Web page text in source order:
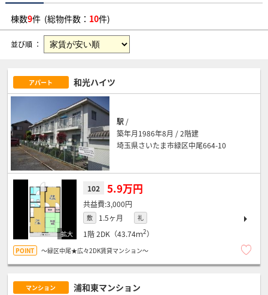
棟数9件 (総物件数： 10件)
並び順 ：
アパート 和光ハイツ
駅 /
築年月1986年8月 / 2階建
埼玉県さいたま市緑区中尾664-10
102 5.9万円
3,000円
敷 1.5ヶ月 礼
1階2DK（43.74ｍ2）
～緑区中尾★広々2DK賃貸マンション～
マンション 浦和東マンション